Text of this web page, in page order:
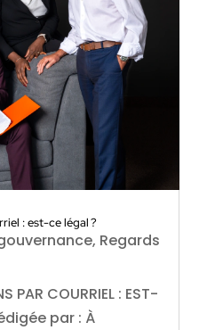
: est-ce légal ?
, Regards
PAR COURRIEL : EST-
par : À